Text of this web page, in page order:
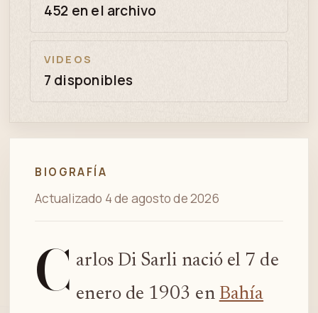
452 en el archivo
VIDEOS
7 disponibles
BIOGRAFÍA
Actualizado 4 de agosto de 2026
C arlos Di Sarli nació el 7 de
enero de 1903 en Bahía